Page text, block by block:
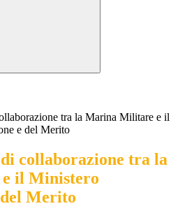
tra la Marina Militare e il
e del Merito
collaborazione tra la
il Ministero
Merito